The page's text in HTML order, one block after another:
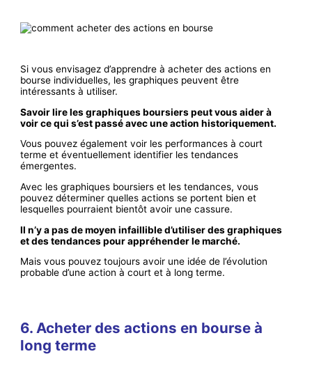
Si vous envisagez d’apprendre à acheter des actions en
bourse individuelles, les graphiques peuvent être
intéressants à utiliser.
Savoir lire les graphiques boursiers peut vous aider à
voir ce qui s’est passé avec une action historiquement.
Vous pouvez également voir les performances à court
terme et éventuellement identifier les tendances
émergentes.
Avec les graphiques boursiers et les tendances, vous
pouvez déterminer quelles actions se portent bien et
lesquelles pourraient bientôt avoir une cassure.
Il n’y a pas de moyen infaillible d’utiliser des graphiques
et des tendances pour appréhender le marché.
Mais vous pouvez toujours avoir une idée de l’évolution
probable d’une action à court et à long terme.
6. Acheter des actions en bourse à
long terme